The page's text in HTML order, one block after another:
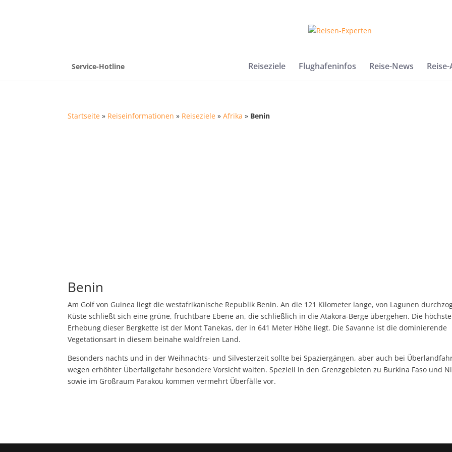
Service-Hotline Reiseziele Flughafeninfos Reise-News
Startseite » Reiseinformationen » Reiseziele »Afrika » Benin
Benin
Am Golf von Guinea liegt die westafrikanische Republik Benin. An die 121 Kilometer lange, von Lagunen
Küste schließt sich eine grüne, fruchtbare Ebene an, die schließlich in die Atakora-Berge übergehen. Die höchste
Erhebung dieser Bergkette ist der Mont Tanekas, der in 641 Meter Höhe liegt. Die Savanne ist die dominierende
Vegetationsart in diesem beinahe waldfreien Land.
Besonders nachts und in der Weihnachts- und Silvesterzeit sollte bei Spaziergängen, aber auch bei
wegen erhöhter Überfallgefahr besondere Vorsicht walten. Speziell in den Grenzgebieten zu Burkina Faso und
sowie im Großraum Parakou kommen vermehrt Überfälle vor.